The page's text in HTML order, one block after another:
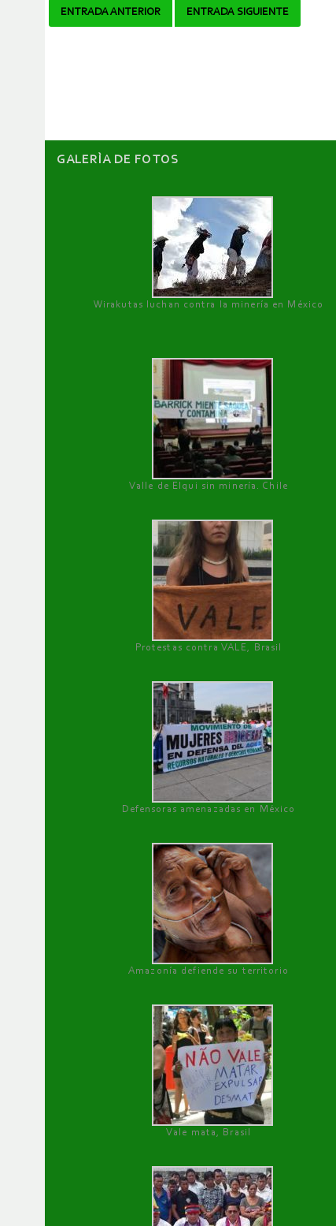
Navegador
ENTRADA ANTERIOR ENTRADA SIGUIENTE
GALERÌA DE FOTOS
Wirakutas luchan contra la minería en México
Valle de Elqui sin minería. Chile
Protestas contra VALE, Brasil
Defensoras amenazadas en México
Amazonía defiende su territorio
Vale mata, Brasil